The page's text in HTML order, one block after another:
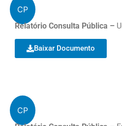
CP
Relatório Consulta Pública –
Baixar Documento
CP